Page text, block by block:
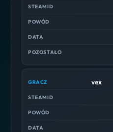
vex